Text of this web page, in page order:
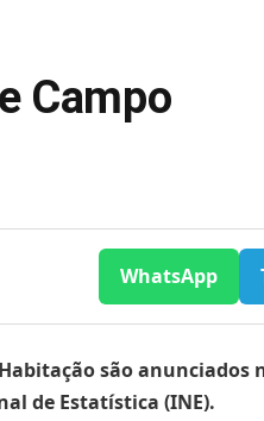
Campo
WhatsApp
são anunciados
de Estatística (INE).